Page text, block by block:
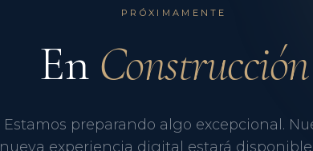
PRÓXIMAMENTE
En Construcción
Estamos preparando algo excepcional.
nueva experiencia digital estará